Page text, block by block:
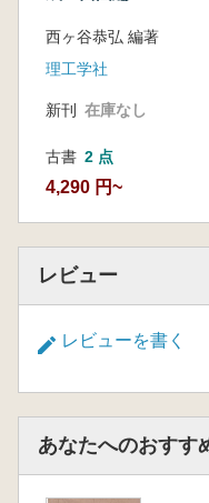
西ヶ谷恭弘 編著
理工学社
新刊 在庫なし
古書 2 点
4,290 円~
レビュー
レビューを書く
あなたへのおすす